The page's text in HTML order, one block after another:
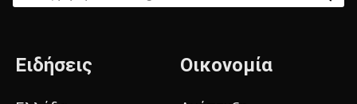
Ειδήσεις Οικονομία